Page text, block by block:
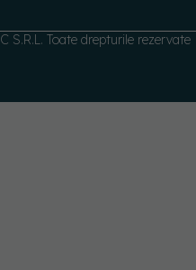
S.R.L. Toate drepturile rezervate